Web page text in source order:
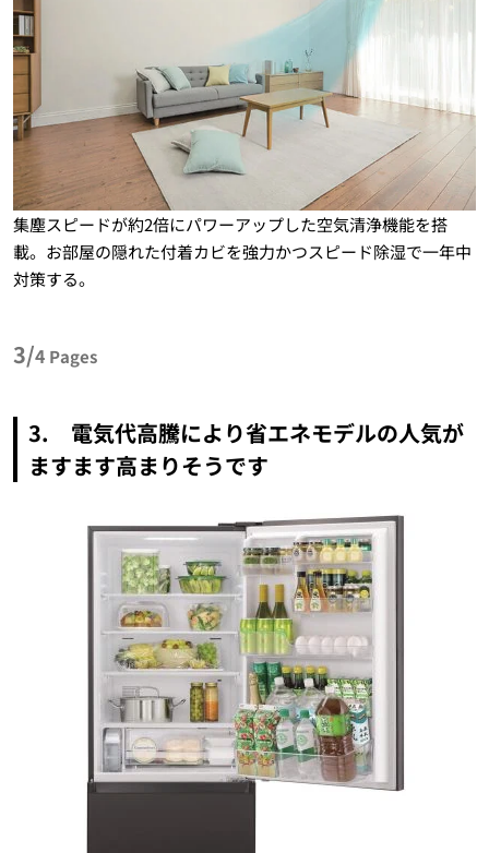
集塵スピードが約2倍にパワーアップした空気清浄機能を搭
載。お部屋の隠れた付着カビを強力かつスピード除湿で一年中
対策する。
3/4 Pages
3. 電気代高騰により省エネモデルの人気が
ますます高まりそうです